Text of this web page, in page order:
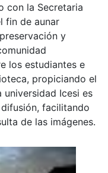
con la Secretaria
fin de aunar
y
los estudiantes e
propiciando el
universidad Icesi es
facilitando
de las imágenes.